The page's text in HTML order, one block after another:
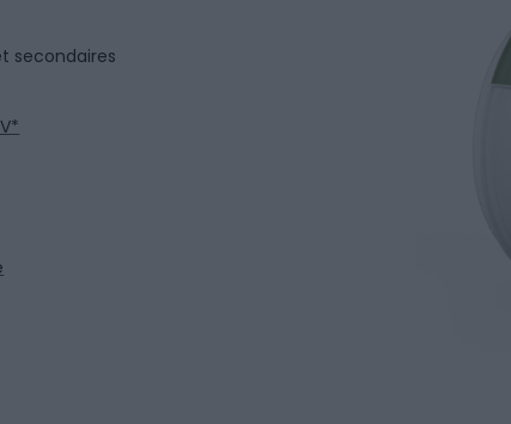
secondaires